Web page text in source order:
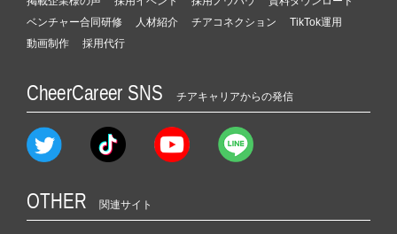
ベンチャー合同研修
人材紹介 チアコネクション
TikTok運用
動画制作
採用代行
CheerCareer SNS チアキャリアからの発信
OTHER 関連サイト